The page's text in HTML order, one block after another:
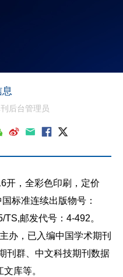
息
后台管理员
开，全彩色印刷，定价
标准连续出版物号：
TS,邮发代号： 4-492。
办，已入编中国学术期刊
刊群、中文科技期刊数据
库等。